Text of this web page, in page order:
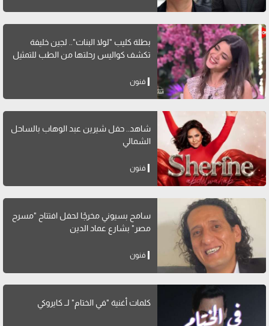
بطلة كليب "لولا البنات".. لجين خليفة
تكشف كواليس رحلتها من الطب للتمثيل
فنون
شاهد.. حفل شيرين عبد الوهاب بالساحل
الشمالي
فنون
سامح بسيوني مخرجًا لحفل افتتاح "مسرح
مصر" بشارع عماد الدين
فنون
كلمات أغنية "في الختام" لــ كايروكي